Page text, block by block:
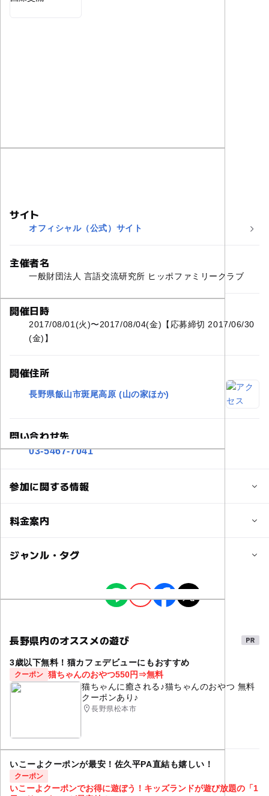
サイト
オフィシャル（公式）サイト
主催者名
一般財団法人 言語交流研究所 ヒッポファミリークラブ
開催日時
2017/08/01(火)〜2017/08/04(金)【応募締切 2017/06/30
(金)】
開催住所
長野県飯山市斑尾高原 (山の家ほか)
問い合わせ先
03-5467-7041
参加に関する情報
定員
0歳･1歳･2歳の赤ちゃん(乳児･幼児)
予約必要
最終応募締切 2017-6-30(金)
注意・制限事項
※お電話の受付時間は平日10:00～17:00となっておりま
多言語ネイチャーキャンプへの遅れての参加、また早退は
原則認められません。
料金案内
子供の料金
子供の料金詳細
幼児(食事あり/布団なし) 32,800円
乳児(食事/布団なし) 8,800円
大人の料金
大人の料金詳細
この他、オプションプログラムに参加するには別途料金が
ジャンル・タグ
アウトドア体験 サマーキャンプ
自然体験 子供だけで参加 子どもが喜ぶ
子どもが楽しめる 国際交流 多言語 多世代
キャンプファイヤー
川遊び クラフト
山登り バーベキュー
夏休み宿題
長野県内のオススメの遊び
3歳以下無料！猫カフェデビューにもおすすめ
クーポン 猫ちゃんのおやつ550円⇒無料
猫ちゃんに癒される♪猫ちゃんのおやつ 無料
クーポンあり♪
長野県松本市
いこーよクーポンが最安！佐久平PA直結も嬉しい！
クーポン
いこーよクーポンでお得に遊ぼう！キッズランドが遊び放題の「1